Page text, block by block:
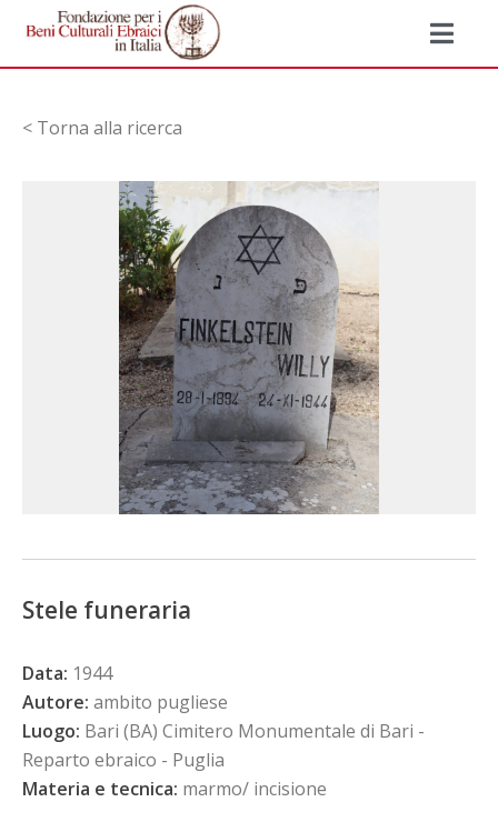
< Torna alla ricerca
Stele funeraria
Data: 1944
Autore: ambito pugliese
Luogo: Bari (BA) Cimitero Monumentale di Bari -
Reparto ebraico - Puglia
Materia e tecnica: marmo/ incisione